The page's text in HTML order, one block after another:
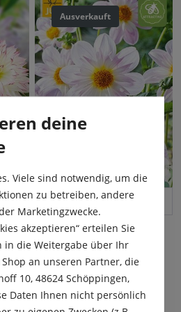
hochwertige Schnittblumen.
Perfekt für Gärtner, die
außergewöhnliche Farben
und edle Strukturen
schätzen.
Ausverkauft
Collarette Dahlie
Teesbrooke Audrey
Die Collarette-Dahlie
Teesbrooke Audrey zeigt
zarte, lila äußere
Blütenblätter und eine helle
bis weiße Halskrause um ein
Inhalt:1 Stück
deine
Viele sind notwendig, um die
zu betreiben, andere
Marketingzwecke.
akzeptieren“ erteilen Sie
in die Weitergabe über Ihr
an unseren Partner, die
10, 48624 Schöppingen,
Daten Ihnen nicht persönlich